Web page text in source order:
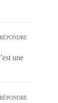
RÉPONDRE
une
RÉPONDRE